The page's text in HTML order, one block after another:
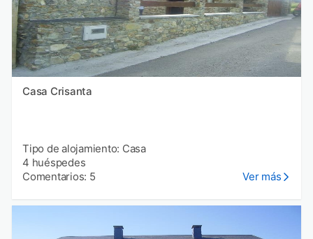
Casa Crisanta
Tipo de alojamiento: Casa
4 huéspedes
Comentarios: 5
Ver más